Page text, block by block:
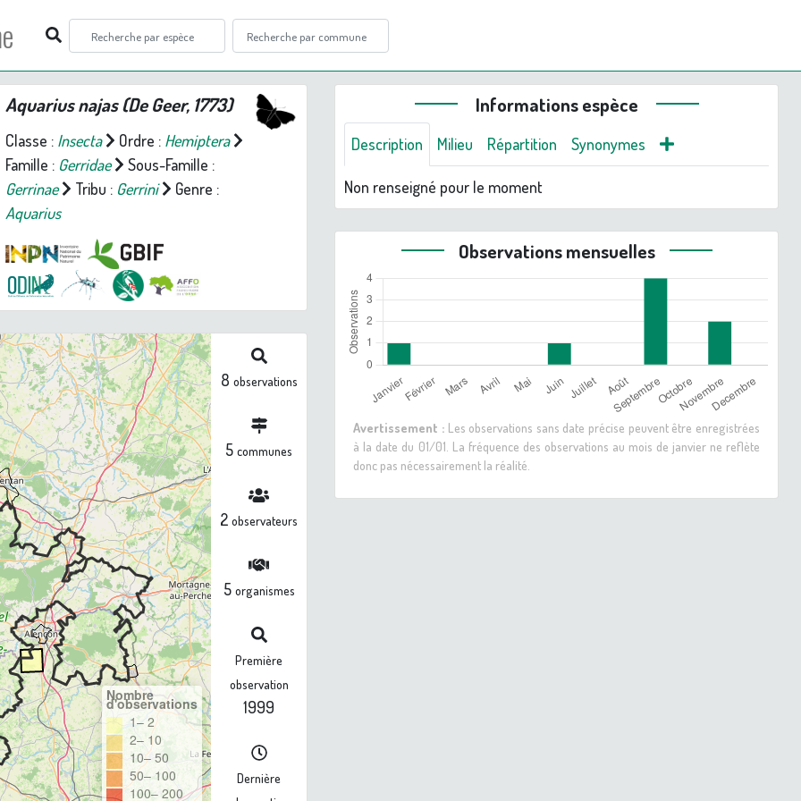
Aquarius najas(De Geer, 1773)
Classe : Insecta Ordre : Hemiptera
Famille : Gerridae
Sous-Famille :
Gerrinae
Tribu : Gerrini
Genre :
Aquarius
Nombre
d'observations
1– 2
2– 10
10– 50
50– 100
100– 200
8 observations
5 communes
2 observateurs
5 organismes
Première
observation
1999
Dernière
Informations espèce
Description Milieu Répartition Synonymes
Non renseigné pour le moment
Observations mensuelles
Avertissement :Les observations sans date précise peuvent être enregistrées
à la date du 01/01. La fréquence des observations au mois de janvier ne reflète
donc pas nécessairement la réalité.